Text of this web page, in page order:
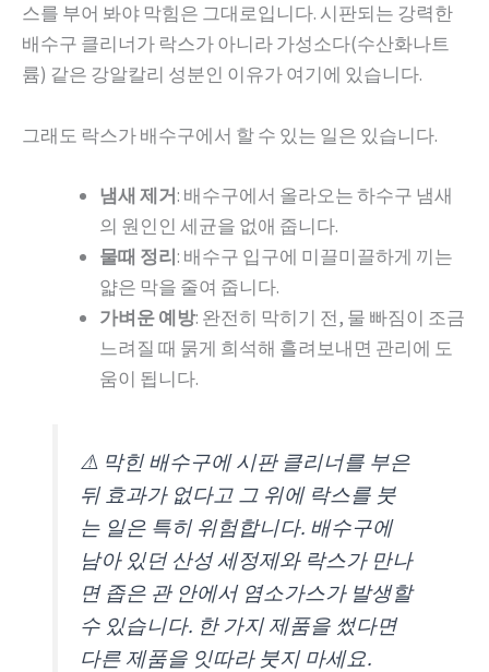
스를 부어 봐야 막힘은 그대로입니다. 시판되는 강력한
배수구 클리너가 락스가 아니라 가성소다(수산화나트
륨) 같은 강알칼리 성분인 이유가 여기에 있습니다.
그래도 락스가 배수구에서 할 수 있는 일은 있습니다.
냄새 제거: 배수구에서 올라오는 하수구 냄새
의 원인인 세균을 없애 줍니다.
물때 정리: 배수구 입구에 미끌미끌하게 끼는
얇은 막을 줄여 줍니다.
가벼운 예방: 완전히 막히기 전, 물 빠짐이 조금
느려질 때 묽게 희석해 흘려보내면 관리에 도
움이 됩니다.
⚠️ 막힌 배수구에 시판 클리너를 부은
뒤 효과가 없다고 그 위에 락스를 붓
는 일은 특히 위험합니다. 배수구에
남아 있던 산성 세정제와 락스가 만나
면 좁은 관 안에서 염소가스가 발생할
수 있습니다. 한 가지 제품을 썼다면
다른 제품을 잇따라 붓지 마세요.